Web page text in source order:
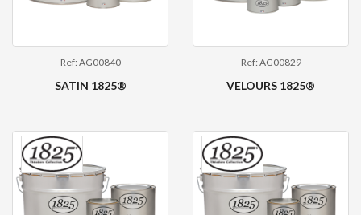
Ref: AG00840
SATIN 1825®
Ref: AG00829
VELOURS 1825®